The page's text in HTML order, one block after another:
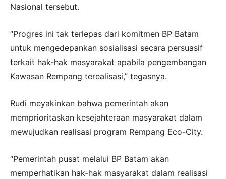
Nasional tersebut.
“Progres ini tak terlepas dari komitmen BP Batam
untuk mengedepankan sosialisasi secara persuasif
terkait hak-hak masyarakat apabila pengembangan
Kawasan Rempang terealisasi,” tegasnya.
Rudi meyakinkan bahwa pemerintah akan
memprioritaskan kesejahteraan masyarakat dalam
mewujudkan realisasi program Rempang Eco-City.
“Pemerintah pusat melalui BP Batam akan
memperhatikan hak-hak masyarakat dalam realisasi